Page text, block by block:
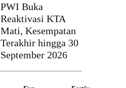
PWI Buka
Reaktivasi KTA
Mati, Kesempatan
Terakhir hingga 30
September 2026